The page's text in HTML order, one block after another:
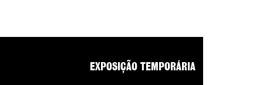
EXPOSIÇÃO TEMPORÁRIA